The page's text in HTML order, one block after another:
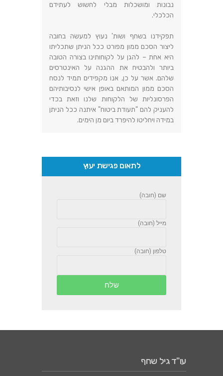
נבונות ומושכלות מבלי לחשוש לעתידם
הכלכלי.
תפקידנו בשחף ושות' נעוץ למעשה בחובה
ליצור הסכם ממון מפורט ככל הניתן שתכליתו
היא אחת – להגן על לקוחותינו בצורה הטובה
ביותר ולהבטיח את ההגנה על האינטרסים
שלהם.אשר על כן, אנו מקפידים תמיד לנסח
הסכם ממון המותאם באופן אישי לנסיבותיהם
הפרסונליות של הלקוחות שלנו וזאת בכדי
להעניק להם "תעודת ביטוח"איתנה ככל הניתן
במידה ויחליטו להיפרד ביום מן הימים.
לתאום פגישת יעוץ
שם (חובה)
מייל (חובה)
טלפון (חובה)
שלח
עו"ד גיל שחף